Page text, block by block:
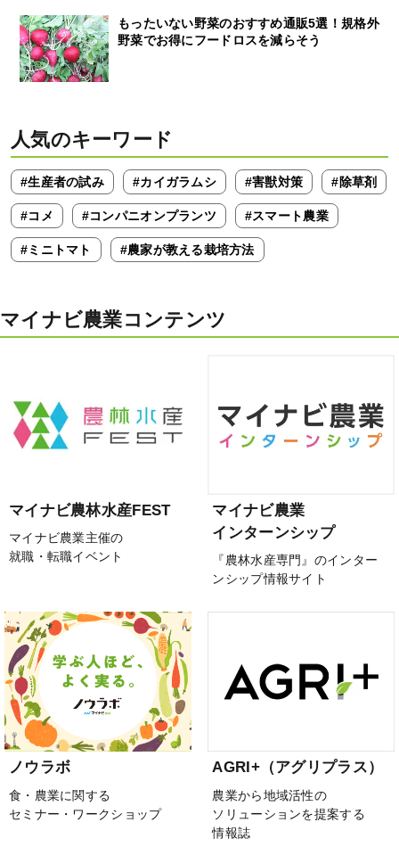
もったいない野菜のおすすめ通販5選！規格外
野菜でお得にフードロスを減らそう
人気のキーワード
#生産者の試み #カイガラムシ #害獣対策 #除草剤
#コメ #コンパニオンプランツ #スマート農業
#ミニトマト #農家が教える栽培方法
マイナビ農業コンテンツ
マイナビ農林水産FEST
マイナビ農業主催の
就職・転職イベント
マイナビ農業
インターンシップ
『農林水産専門』のインター
ンシップ情報サイト
ノウラボ
食・農業に関する
セミナー・ワークショップ
AGRI+（アグリプラス）
農業から地域活性の
ソリューションを提案する
情報誌